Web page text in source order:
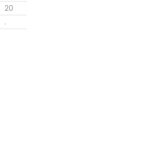
20
.